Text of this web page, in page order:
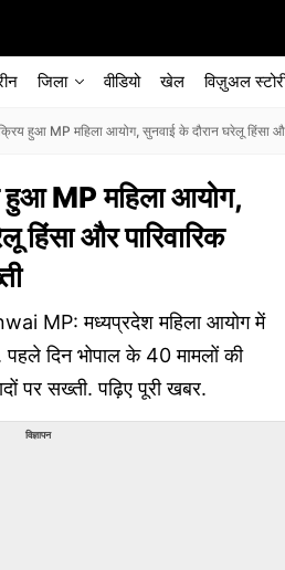
जिला वीडियो खेल विज़ुअल
हुआ MP महिला आयोग, सुनवाई के दौरान घरेलू हिंसा और
हुआ MP महिला आयोग,
हिंसा और पारिवारिक
MP: मध्यप्रदेश महिला आयोग में
दिन भोपाल के 40 मामलों की
पर सख्ती. पढ़िए पूरी खबर.
विज्ञापन